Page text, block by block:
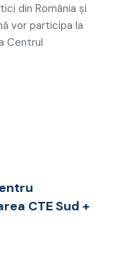
din România și
vor participa la
Centrul
CTE Sud +